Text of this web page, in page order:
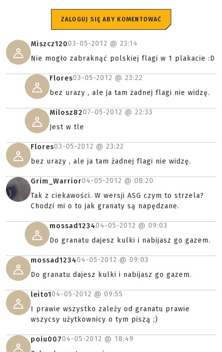
ZALOGUJ SIĘ ABY KOMENTOWAĆ
Miszcz12003-05-2012 @ 23:14
Nie mogło zabraknąć polskiej flagi w 1 plakacie :D
Flores03-05-2012 @ 23:22
bez urazy , ale ja tam żadnej flagi nie widzę.
Milosz8207-05-2012 @ 22:33
Jest w tle
Flores03-05-2012 @ 23:22
bez urazy , ale ja tam żadnej flagi nie widzę.
Grim_Warrior04-05-2012 @ 08:20
Tak z ciekawości. W wersji ASG czym to strzela?
Chodzi mi o to jak granaty są napędzane.
mossad123404-05-2012 @ 09:03
Do granatu dajesz kulki i nabijasz go gazem.
mossad123404-05-2012 @ 09:03
Do granatu dajesz kulki i nabijasz go gazem.
leito104-05-2012 @ 09:55
I prawie wszystko zależy od granatu prawie
wszycsy użytkownicy o tym piszą ;)
poiu00704-05-2012 @ 18:49